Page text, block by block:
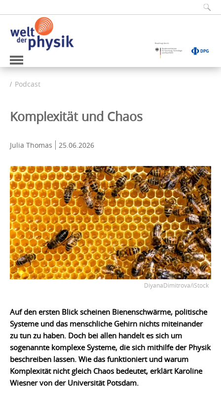
Podcast
Komplexität und Chaos
Julia Thomas 25.06.2026
DiyanaDimitrova/iStock
Auf den ersten Blick scheinen Bienenschwärme, politische
Systeme und das menschliche Gehirn nichts miteinander
zu tun zu haben. Doch bei allen handelt es sich um
sogenannte komplexe Systeme, die sich mithilfe der Physik
beschreiben lassen. Wie das funktioniert und warum
Komplexität nicht gleich Chaos bedeutet, erklärt Karoline
Wiesner von der Universität Potsdam.